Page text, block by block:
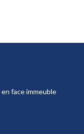
en face immeuble